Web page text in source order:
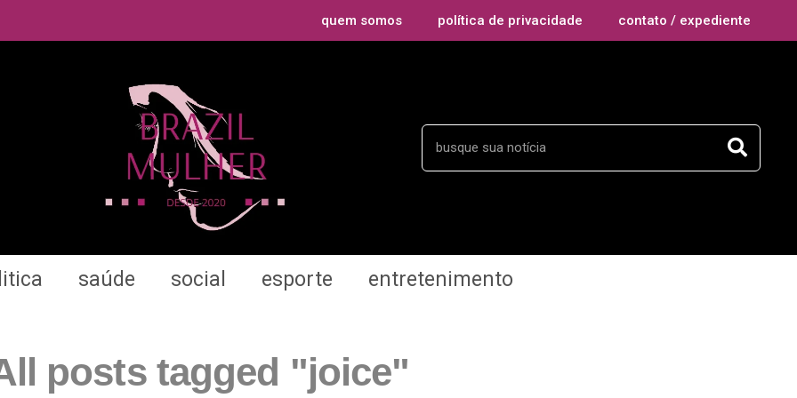
quem somos política de privacidade contato / expediente
saúde social esporte entretenimento
posts tagged "joice"